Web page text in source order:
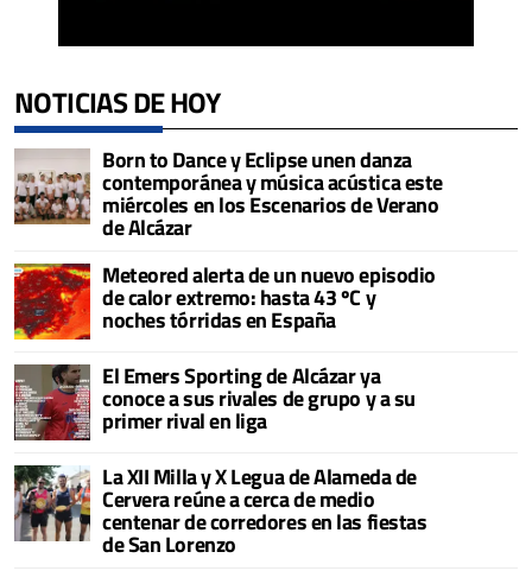
NOTICIAS DE HOY
Born to Dance y Eclipse unen danza
contemporánea y música acústica este
miércoles en los Escenarios de Verano
de Alcázar
Meteored alerta de un nuevo episodio
de calor extremo: hasta 43 ºC y
noches tórridas en España
El Emers Sporting de Alcázar ya
conoce a sus rivales de grupo y a su
primer rival en liga
La XII Milla y X Legua de Alameda de
Cervera reúne a cerca de medio
centenar de corredores en las fiestas
de San Lorenzo